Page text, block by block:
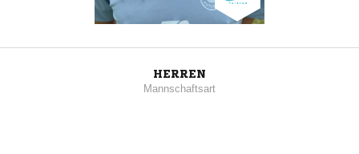
HERREN
Mannschaftsart